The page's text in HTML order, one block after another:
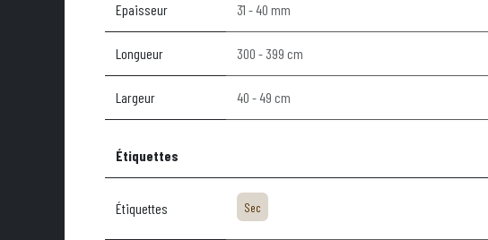
Epaisseur 31 - 40 mm
Longueur 300 - 399 cm
Largeur 40 - 49 cm
Étiquettes
Étiquettes Sec